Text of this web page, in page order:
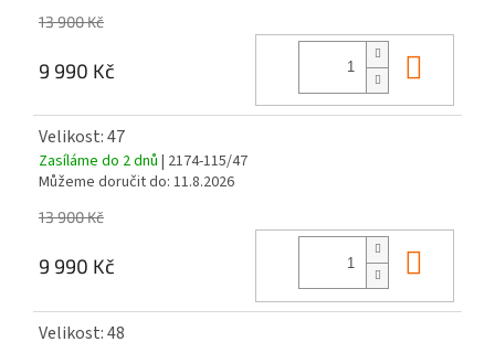
13 900 Kč
9 990 Kč
Velikost: 47
Zasíláme do 2 dnů | 2174-115/47
Můžeme doručit do: 11.8.2026
13 900 Kč
9 990 Kč
Velikost: 48